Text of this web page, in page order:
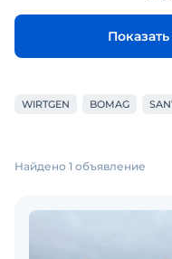
WIRTGEN BOMAG
Найдено 1 объявление